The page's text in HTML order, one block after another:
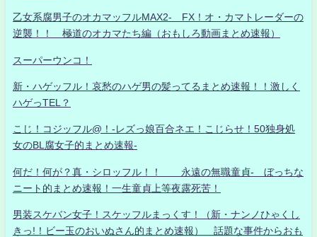
乙女系腐男子のオカマッフルMAX2- FX！オ・カマトレーダーの
逆襲！！ 極道のオカマたち編（おもしろ動画まとめ速報）
スーパーウンコ！
新・ハゲッフル！哀愁のハゲ男の髪ってるまとめ速報！！激しく
ハゲっTEL？
こじ！コジッフル@！-レズっ娘百合ネエ！こじらせ！50独身処
女のBL腐女子的まとめ速報-
何だ！何が？真・シロッフル！！ 永遠の無職童貞- ぼっちな
ニート的まとめ速報！一生童貞上等夜露死苦！
男装スケバン女子！スケッフルまっくす！（新・ナンノひゃくし
きっ!！ビー玉のおいぬさん的まとめ速報） 話題な事件からおも